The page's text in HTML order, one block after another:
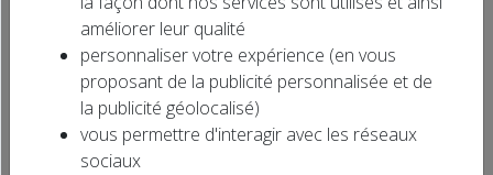
Jeux
Cinéma
Rechercher
améliorer leur qualité
personnaliser votre expérience (en vous
proposant de la publicité personnalisée et de
la publicité géolocalisé)
vous permettre d'interagir avec les réseaux
sociaux
Evénements dans la région… Où sortir dans la
région ? Ecoutez l'AGENDA ASSOCIATIF sur
MAGNUM LA RADIO en semaine à 11h30 et
15h30, le samedi à 9h30 et 11h30.
Diffuser votre annonce en ligne !